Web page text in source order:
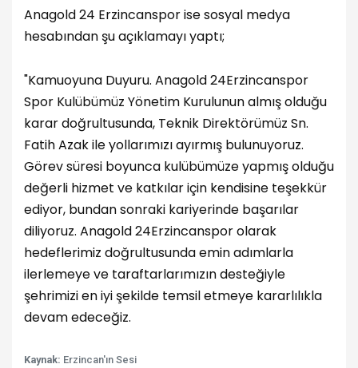
Anagold 24 Erzincanspor ise sosyal medya
hesabından şu açıklamayı yaptı;
"Kamuoyuna Duyuru. Anagold 24Erzincanspor
Spor Kulübümüz Yönetim Kurulunun almış olduğu
karar doğrultusunda, Teknik Direktörümüz Sn.
Fatih Azak ile yollarımızı ayırmış bulunuyoruz.
Görev süresi boyunca kulübümüze yapmış olduğu
değerli hizmet ve katkılar için kendisine teşekkür
ediyor, bundan sonraki kariyerinde başarılar
diliyoruz. Anagold 24Erzincanspor olarak
hedeflerimiz doğrultusunda emin adımlarla
ilerlemeye ve taraftarlarımızın desteğiyle
şehrimizi en iyi şekilde temsil etmeye kararlılıkla
devam edeceğiz.
Kaynak: Erzincan'ın Sesi